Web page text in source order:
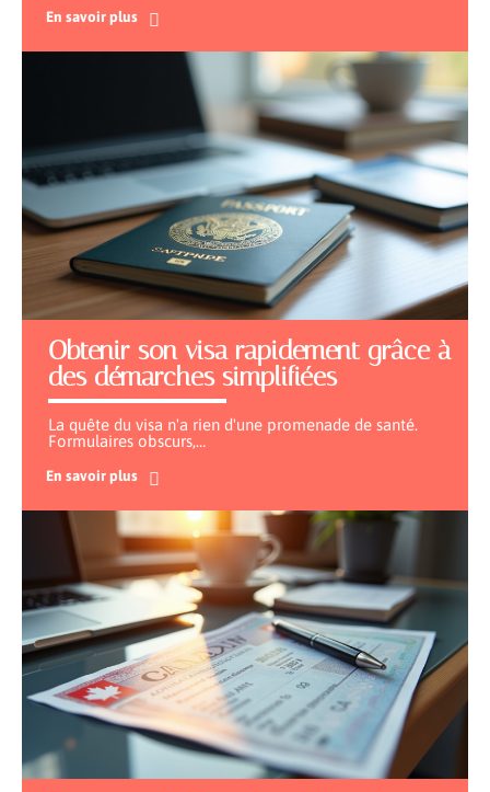
En savoir plus
Obtenir son visa rapidement grâce à
des démarches simplifiées
La quête du visa n'a rien d'une promenade de santé.
Formulaires obscurs,…
En savoir plus